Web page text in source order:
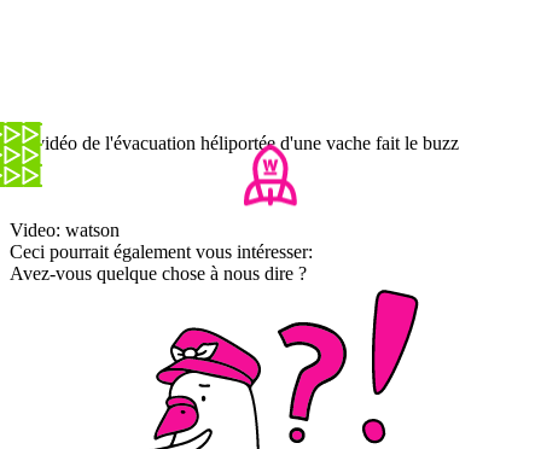
La vidéo de l'évacuation héliportée d'une vache fait le buzz
Video: watson
Ceci pourrait également vous intéresser:
Avez-vous quelque chose à nous dire ?